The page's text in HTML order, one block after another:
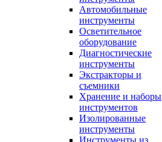
Автомобильные
инструменты
Осветительное
оборудование
Диагностические
инструменты
Экстракторы и
съемники
Хранение и наборы
инструментов
Изолированные
инструменты
Инструменты из